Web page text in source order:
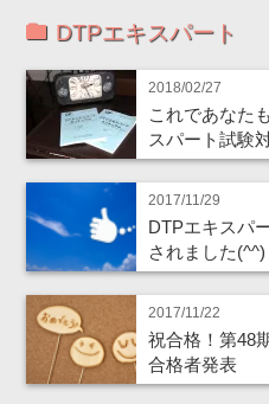
DTPエキスパート
2018/02/27
これであなた
スパート試験
2017/11/29
DTPエキスパ
されました(^^)
2017/11/22
祝合格！第48
合格者発表